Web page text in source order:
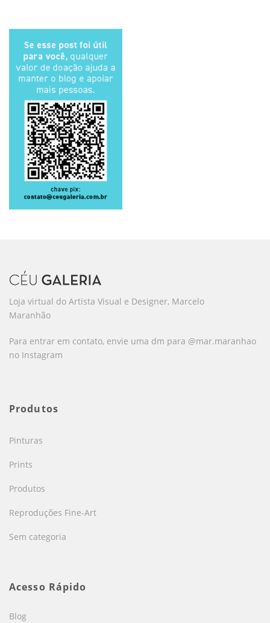
Loja virtual do Artista Visual e Designer, Marcelo
Maranhão
Para entrar em contato, envie uma dm para @mar.maranhao
no Instagram
Produtos
Pinturas
Prints
Produtos
Reproduções Fine-Art
Sem categoria
Acesso Rápido
Blog